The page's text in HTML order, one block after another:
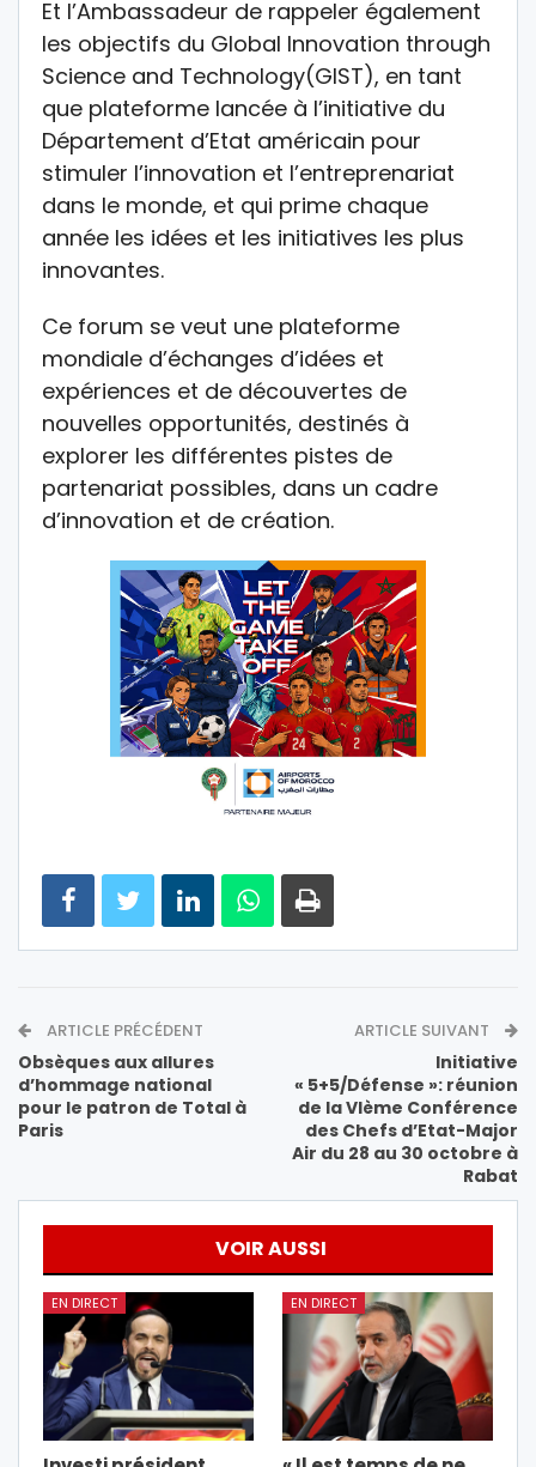
Et l’Ambassadeur de rappeler également
les objectifs du Global Innovation through
Science and Technology(GIST), en tant
que plateforme lancée à l’initiative du
Département d’Etat américain pour
stimuler l’innovation et l’entreprenariat
dans le monde, et qui prime chaque
année les idées et les initiatives les plus
innovantes.
Ce forum se veut une plateforme
mondiale d’échanges d’idées et
expériences et de découvertes de
nouvelles opportunités, destinés à
explorer les différentes pistes de
partenariat possibles, dans un cadre
d’innovation et de création.
ARTICLE PRÉCÉDENT
Obsèques aux allures
d’hommage national
pour le patron de Total à
Paris
ARTICLE SUIVANT
Initiative
« 5+5/Défense »: réunion
de la Vlème Conférence
des Chefs d’Etat-Major
Air du 28 au 30 octobre à
Rabat
VOIR AUSSI
EN DIRECT EN DIRECT